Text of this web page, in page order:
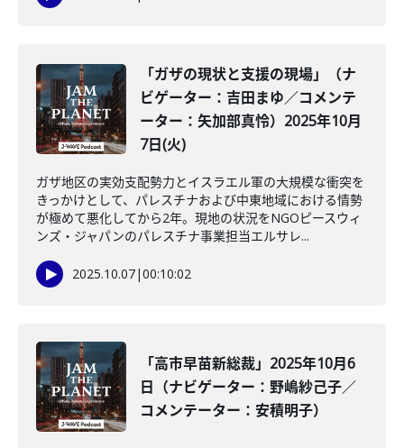
「ガザの現状と支援の現場」（ナ
ビゲーター：吉田まゆ／コメンテ
ーター：矢加部真怜）2025年10月
7日(火)
ガザ地区の実効支配勢力とイスラエル軍の大規模な衝突を
きっかけとして、パレスチナおよび中東地域における情勢
が極めて悪化してから2年。現地の状況をNGOピースウィ
ンズ・ジャパンのパレスチナ事業担当エルサレ...
2025.10.07|00:10:02
「高市早苗新総裁」2025年10月6
日（ナビゲーター：野嶋紗己子／
コメンテーター：安積明子）